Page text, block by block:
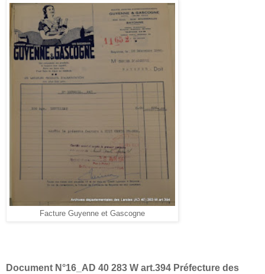
Facture Guyenne et Gascogne
Document N°16_ AD 40 283 W art.394 Préfecture des